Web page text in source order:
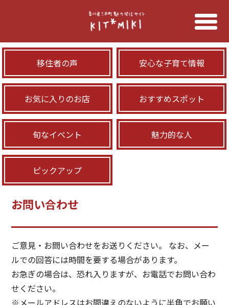
移住者の声 安心な子育て情報
お気に入りのお店 おすすめスポット
旬なイベント 魅力的な人
ピックアップ
お問い合わせ
ご意見・お問い合わせをお送りください。 なお、メー
ルでの回答には時間を要する場合があります。
お急ぎの場合は、恐れ入りますが、お電話でお問い合わ
せください。